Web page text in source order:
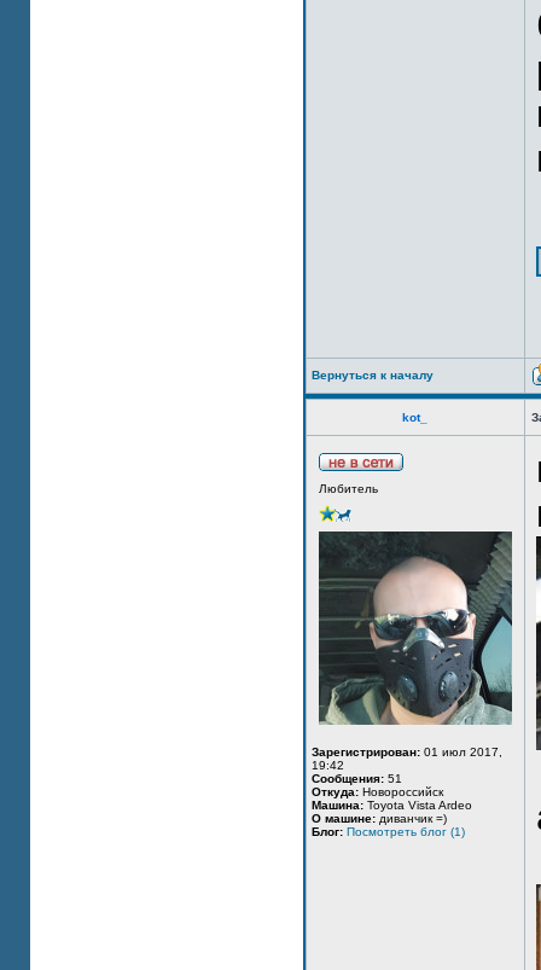
Вернуться к началу
kot_
Любитель
Зарегистрирован: 01 июл 2017,
19:42
Сообщения: 51
Откуда: Новороссийск
Машина: Toyota Vista Ardeo
О машине: диванчик =)
Блог: Посмотреть блог (1)